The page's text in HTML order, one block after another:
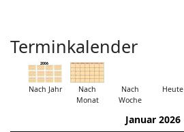
Terminkalender
Nach Jahr
Nach
Monat
Nach
Woche
Heute
Januar 2026